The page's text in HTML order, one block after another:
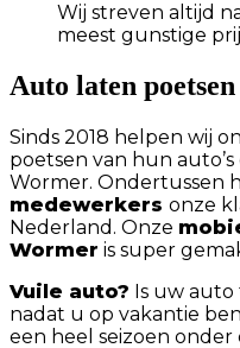
Wij streven altijd
meest gunstige
Auto laten
Sinds 2018 helpen wij
poetsen van hun
Wormer. Ondertussen
medewerkers onze
Nederland. Onze
Wormer is super
Vuile auto? Is uw
nadat u op vakantie
een heel seizoen